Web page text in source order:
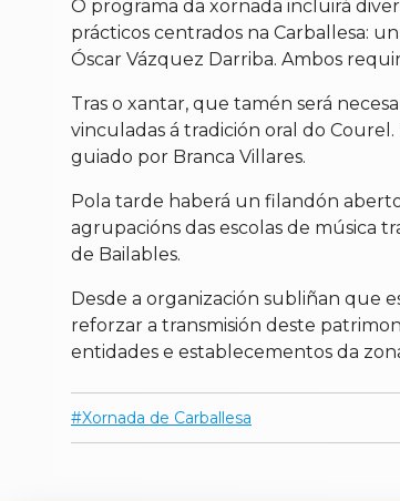
O programa da xornada incluirá
prácticos centrados na Carballesa:
Óscar Vázquez Darriba. Ambos
Tras o xantar, que tamén será
vinculadas á tradición oral do
guiado por Branca Villares.
Pola tarde haberá un filandón
agrupacións das escolas de música
de Bailables.
Desde a organización subliñan que
reforzar a transmisión deste
entidades e establecementos da
Xornada de Carballesa